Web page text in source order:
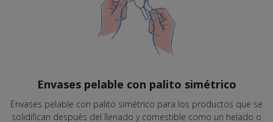
Envases pelable con palito simétrico
Envases pelable con palito simétrico para los productos que se
solidifican después del llenado y comestible como un helado o